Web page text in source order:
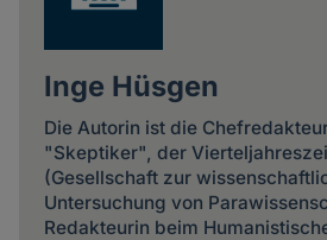
Inge Hüsgen
Die Autorin ist die
"Skeptiker", der
(Gesellschaft zur
Untersuchung von
Redakteurin beim